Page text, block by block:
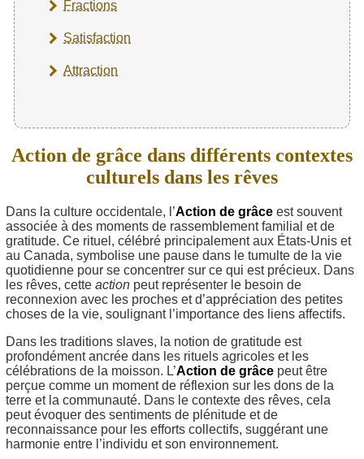
Fractions
Satisfaction
Attraction
Action de grâce dans différents contextes
culturels dans les rêves
Dans la culture occidentale, l’Action de grâce est souvent
associée à des moments de rassemblement familial et de
gratitude. Ce rituel, célébré principalement aux États-Unis et
au Canada, symbolise une pause dans le tumulte de la vie
quotidienne pour se concentrer sur ce qui est précieux. Dans
les rêves, cette action peut représenter le besoin de
reconnexion avec les proches et d’appréciation des petites
choses de la vie, soulignant l’importance des liens affectifs.
Dans les traditions slaves, la notion de gratitude est
profondément ancrée dans les rituels agricoles et les
célébrations de la moisson. L’Action de grâce peut être
perçue comme un moment de réflexion sur les dons de la
terre et la communauté. Dans le contexte des rêves, cela
peut évoquer des sentiments de plénitude et de
reconnaissance pour les efforts collectifs, suggérant une
harmonie entre l’individu et son environnement.